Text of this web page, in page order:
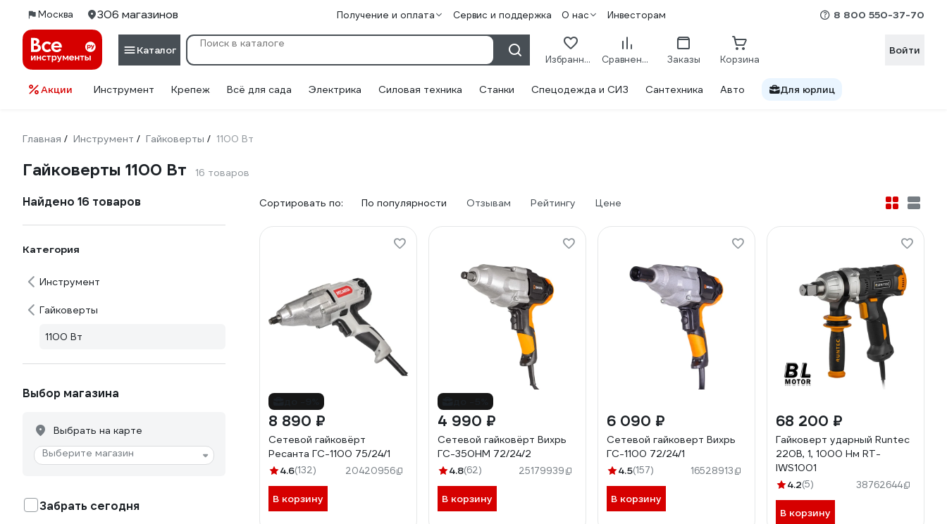
Москва 306 магазинов Получение и оплата Сервис и поддержка О нас Инвесторам 8 800 550-37-70
Каталог
Избранное Сравнение Заказы Корзина
Войти
Акции Инструмент Крепеж Всё для сада Электрика Силовая техника Станки Спецодежда и СИЗ Сантехника Авто Для юрлиц
Главная / Инструмент / Гайковерты / 1100 Вт
Гайковерты 1100 Вт 16 товаров
Найдено 16 товаров
Категория
Инструмент
Гайковерты
1100 Вт
Выбор магазина
Выбрать на карте
Выберите магазин
Забрать сегодня
Сортировать по: По популярности Отзывам Рейтингу Цене
8 890 ₽
Сетевой гайковёрт
Ресанта ГС-1100 75/24/1
4.6(132) 20420956
В корзину
4 990 ₽
Сетевой гайковёрт Вихрь
ГС-350НМ 72/24/2
4.8(62) 25179939
В корзину
6 090 ₽
Сетевой гайковерт Вихрь
ГС-1100 72/24/1
4.5(157) 16528913
В корзину
68 200 ₽
Гайковерт ударный Runtec
220В, 1, 1000 Нм RT-
IWS1001
4.2(5) 38762644
В корзину